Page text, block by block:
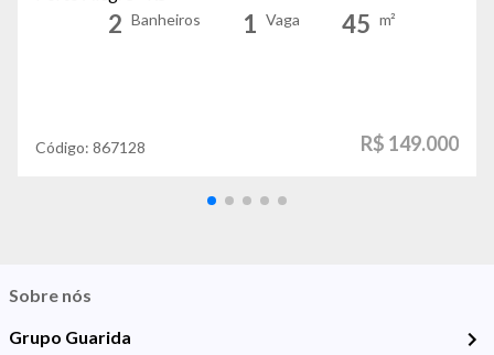
2 Banheiros 1 Vaga 45 m²
Código: 867128 R$ 149.000
Sobre nós
Grupo Guarida